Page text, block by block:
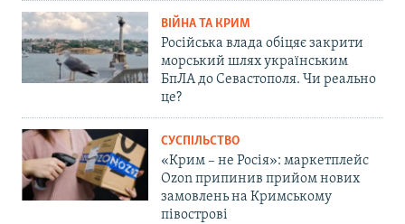
ВІЙНА ТА КРИМ
Російська влада обіцяє закрити
морський шлях українським
БпЛА до Севастополя. Чи реально
це?
СУСПІЛЬСТВО
«Крим – не Росія»: маркетплейс
Ozon припинив прийом нових
замовлень на Кримському
півострові